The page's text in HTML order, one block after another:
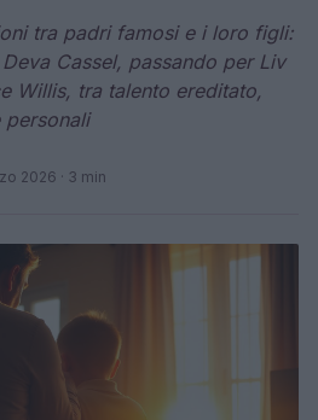
tra padri famosi e i loro figli:
Cassel, passando per Liv
Willis, tra talento ereditato,
2026 · 3 min